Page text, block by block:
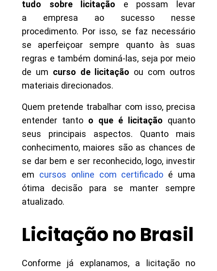
tudo sobre licitação e possam levar
a empresa ao sucesso nesse
procedimento. Por isso, se faz necessário
se aperfeiçoar sempre quanto às suas
regras e também dominá-las, seja por meio
de um curso de licitação ou com outros
materiais direcionados.
Quem pretende trabalhar com isso, precisa
entender tanto o que é licitação quanto
seus principais aspectos. Quanto mais
conhecimento, maiores são as chances de
se dar bem e ser reconhecido, logo, investir
em cursos online com certificado é uma
ótima decisão para se manter sempre
atualizado.
Licitação no Brasil
Conforme já explanamos, a licitação no